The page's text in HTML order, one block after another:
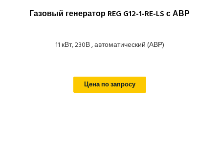
Газовый генератор REG G12-1-RE-LS с АВР
11 кВт, 230В , автоматический (АВР)
Цена по запросу